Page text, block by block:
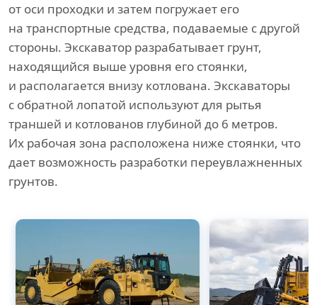
от оси проходки и затем погружает его
на транспортные средства, подаваемые с другой
стороны. Экскаватор разрабатывает грунт,
находящийся выше уровня его стоянки,
и располагается внизу котлована. Экскаваторы
с обратной лопатой используют для рытья
траншей и котлованов глубиной до 6 метров.
Их рабочая зона расположена ниже стоянки, что
дает возможность разработки переувлажненных
грунтов.